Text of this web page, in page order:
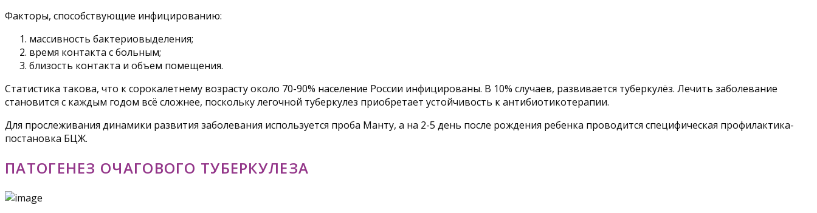
Факторы, способствующие инфицированию:
массивность бактериовыделения;
время контакта с больным;
близость контакта и объем помещения.
Статистика такова, что к сорокалетнему возрасту около 70-90% население России инфицированы. В 10% случаев, развивается туберкулёз. Лечить заболевание
становится с каждым годом всё сложнее, поскольку легочной туберкулез приобретает устойчивость к антибиотикотерапии.
Для прослеживания динамики развития заболевания используется проба Манту, а на 2-5 день после рождения ребенка проводится специфическая профилактика-
постановка БЦЖ.
ПАТОГЕНЕЗ ОЧАГОВОГО ТУБЕРКУЛЕЗА